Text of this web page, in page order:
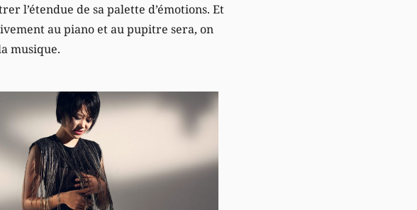
l’étendue de sa palette d’émotions. Et
au piano et au pupitre sera, on
musique.